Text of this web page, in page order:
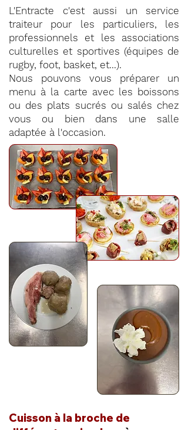
L'Entracte c'est aussi un service
traiteur pour les particuliers, les
professionnels et les associations
culturelles et sportives (équipes de
rugby, foot, basket, et...).
Nous pouvons vous préparer un
menu à la carte avec les boissons
ou des plats sucrés ou salés chez
vous ou bien dans une salle
adaptée à l'occasion.
Cuisson à la broche de